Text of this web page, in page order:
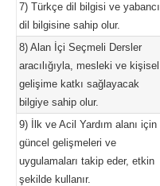
7) Türkçe dil bilgisi ve yabancı
dil bilgisine sahip olur.
8) Alan İçi Seçmeli Dersler
aracılığıyla, mesleki ve kişisel
gelişime katkı sağlayacak
bilgiye sahip olur.
9) İlk ve Acil Yardım alanı için
güncel gelişmeleri ve
uygulamaları takip eder, etkin
şekilde kullanır.